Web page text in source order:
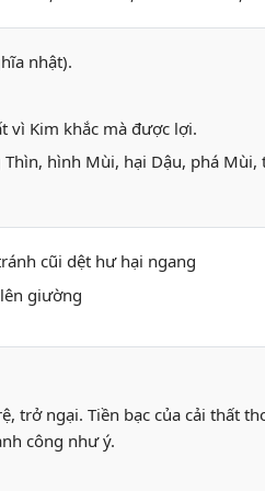
nhật).
vì Kim khắc mà được lợi.
hình Mùi, hại Dậu, phá Mùi,
cũi dệt hư hại ngang
giường
trở ngại. Tiền bạc của cải thất
công như ý.